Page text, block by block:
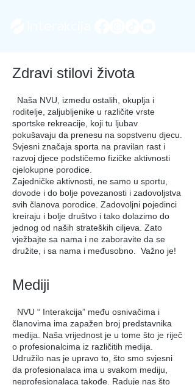
Zdravi stilovi života
Naša NVU, između ostalih, okuplja i
roditelje, zaljubljenike u različite vrste
sportske rekreacije, koji tu ljubav
pokušavaju da prenesu na sopstvenu djecu.
Svjesni značaja sporta na pravilan rast i
razvoj djece podstičemo fizičke aktivnosti
cjelokupne porodice.
Zajedničke aktivnosti, ne samo u sportu,
dovode i do bolje povezanosti i zadovoljstva
svih članova porodice. Zadovoljni pojedinci
kreiraju i bolje društvo i tako dolazimo do
jednog od naših strateških ciljeva. Zato
vježbajte sa nama i ne zaboravite da se
družite, i sa nama i međusobno. Važno je!
Mediji
NVU “ Interakcija” među osnivačima i
članovima ima zapažen broj predstavnika
medija. Naša vrijednost je u tome što je riječ
o profesionalcima iz različitih medija.
Udružilo nas je upravo to, što smo svjesni
da profesionalaca ima u svakom mediju,
neprofesionalaca takođe. Raduje nas što